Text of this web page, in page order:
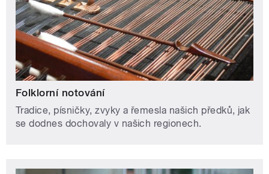
Folklorní notování
Tradice, písničky, zvyky a řemesla našich předků, jak
se dodnes dochovaly v našich regionech.